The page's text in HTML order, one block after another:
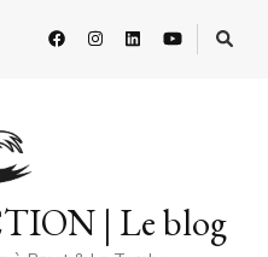
| Le blog